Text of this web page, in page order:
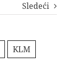
Sledeći
KLM